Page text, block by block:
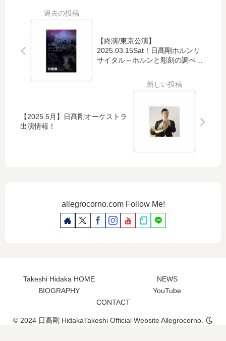
【終演/東京公演】
2025.03.15Sat！日髙剛ホルンリ
サイタル～ホルンと彫刻の調べ
【2025.5月】日髙剛オーケストラ
出演情報！
allegrocorno.com Follow Me!
Takeshi Hidaka HOME
NEWS
BIOGRAPHY
YouTube
CONTACT
© 2024 日髙剛 HidakaTakeshi Official Website Allegrocorno.